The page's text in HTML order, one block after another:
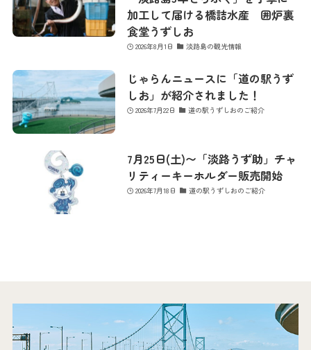
アクセス
館内のご案内
営業カレンダー
加工して届ける橋詰水産 囲炉裏
食堂うずしお
2026年8月1日 淡路島の観光情報
じゃらんニュースに「道の駅うず
しお」が紹介されました！
2026年7月22日 道の駅うずしおのご紹介
7月25日(土)〜「淡路うず助」チャ
リティーキーホルダー販売開始
2026年7月18日 道の駅うずしおのご紹介